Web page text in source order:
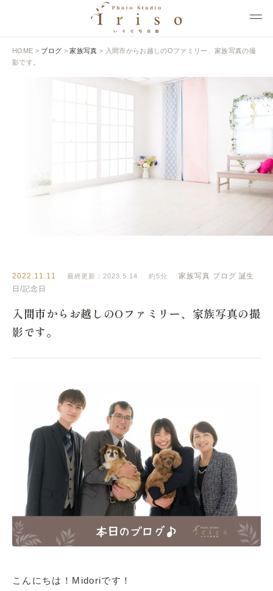
HOME > ブログ >家族写真 > 入間市からお越しのOファミリー、家族写真の撮
影です。
2022.11.11 最終更新：2023.5.14 約5分 家族写真 ブログ 誕生
日/記念日
入間市からお越しのOファミリー、家族写真の撮
影です。
こんにちは！Midoriです！